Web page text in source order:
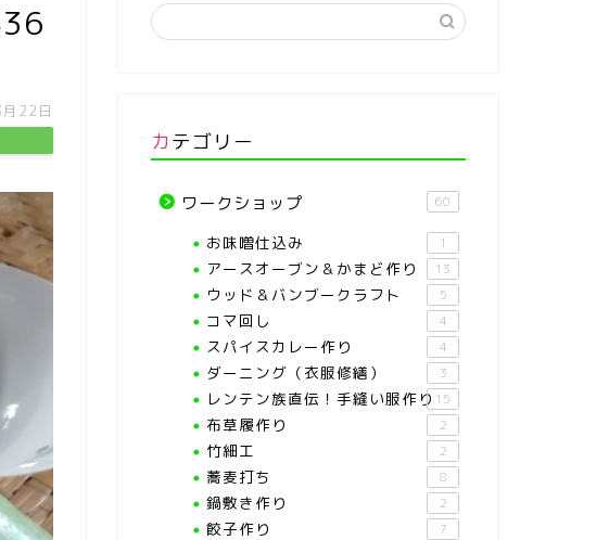
22日
カテゴリー
ワークショップ 60
お味噌仕込み 1
アースオーブン＆かまど作り 13
ウッド＆バンブークラフト 5
コマ回し 4
スパイスカレー作り 4
ダーニング（衣服修繕） 3
レンテン族直伝！手縫い服作り 15
布草履作り 2
竹細工 2
蕎麦打ち 8
鍋敷き作り 2
餃子作り 7